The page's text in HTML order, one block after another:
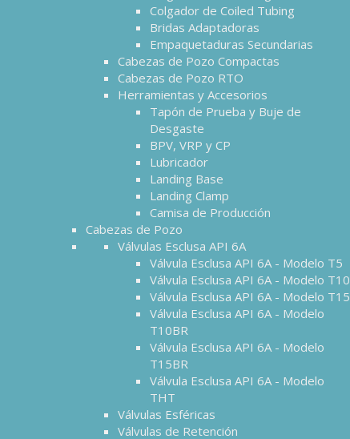
Colgador de Coiled Tubing
Bridas Adaptadoras
Empaquetaduras Secundarias
Cabezas de Pozo Compactas
Cabezas de Pozo RTO
Herramientas y Accesorios
Tapón de Prueba y Buje de
Desgaste
BPV, VRP y CP
Lubricador
Landing Base
Landing Clamp
Camisa de Producción
Cabezas de Pozo
Válvulas Esclusa API 6A
Válvula Esclusa API 6A - Modelo T5
Válvula Esclusa API 6A - Modelo T10
Válvula Esclusa API 6A - Modelo T15
Válvula Esclusa API 6A - Modelo
T10BR
Válvula Esclusa API 6A - Modelo
T15BR
Válvula Esclusa API 6A - Modelo
THT
Válvulas Esféricas
Válvulas de Retención